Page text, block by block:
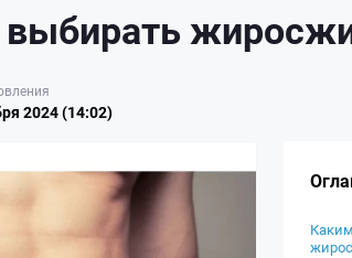
2024 (14:02)